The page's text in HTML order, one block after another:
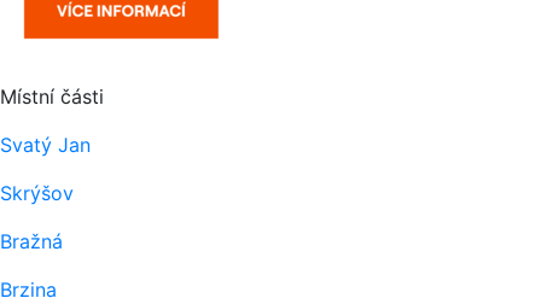
Místní části
Svatý Jan
Skrýšov
Bražná
Brzina